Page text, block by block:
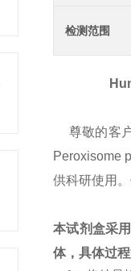
检测范围
尊敬的客
Peroxisome
供科研使用
本试剂盒采
体，具体过